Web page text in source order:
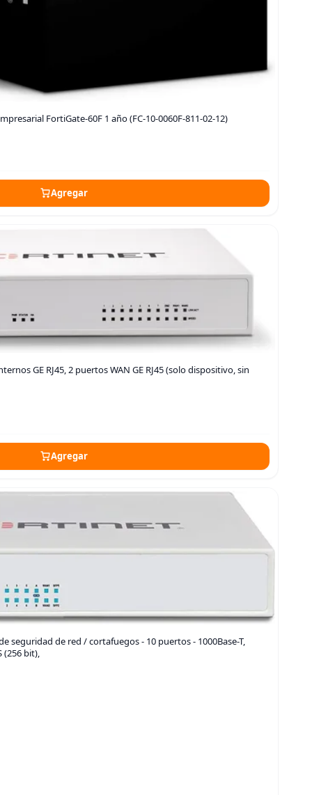
FortiGate-60F 1 año (FC-10-0060F-811-02-12)
Agregar
GE RJ45, 2 puertos WAN GE RJ45 (solo dispositivo, sin
Agregar
seguridad de red / cortafuegos - 10 puertos - 1000Base-T,
(256 bit),